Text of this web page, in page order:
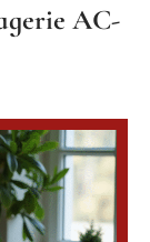
AC-